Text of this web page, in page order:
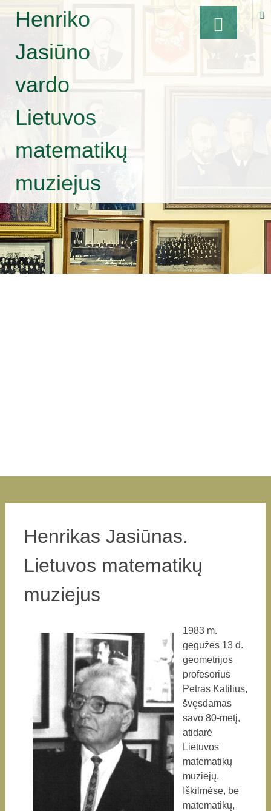
Henriko
Jasiūno
vardo
Lietuvos
matematikų
muziejus
Henrikas Jasiūnas.
Lietuvos matematikų
muziejus
1983 m.
gegužės 13 d.
geometrijos
profesorius
Petras Katilius,
švęsdamas
savo 80-metį,
atidarė
Lietuvos
matematikų
muziejų.
Iškilmėse, be
matematikų,